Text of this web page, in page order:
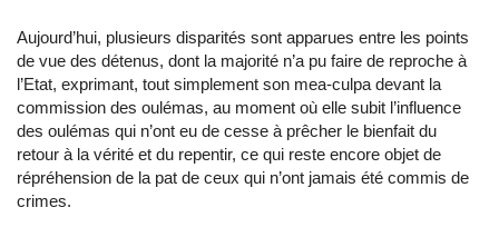
Aujourd’hui, plusieurs disparités sont apparues entre les points
de vue des détenus, dont la majorité n’a pu faire de reproche à
l’Etat, exprimant, tout simplement son mea-culpa devant la
commission des oulémas, au moment où elle subit l’influence
des oulémas qui n’ont eu de cesse à prêcher le bienfait du
retour à la vérité et du repentir, ce qui reste encore objet de
répréhension de la pat de ceux qui n’ont jamais été commis de
crimes.